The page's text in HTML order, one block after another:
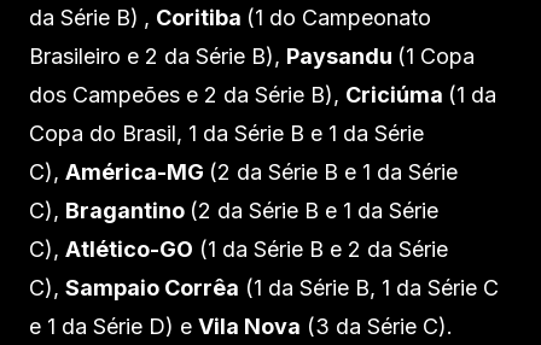
da Série B) , Coritiba (1 do Campeonato
Brasileiro e 2 da Série B), Paysandu (1 Copa
dos Campeões e 2 da Série B), Criciúma (1 da
Copa do Brasil, 1 da Série B e 1 da Série
C), América-MG (2 da Série B e 1 da Série
C), Bragantino (2 da Série B e 1 da Série
C), Atlético-GO (1 da Série B e 2 da Série
C), Sampaio Corrêa (1 da Série B, 1 da Série C
e 1 da Série D) e Vila Nova (3 da Série C).